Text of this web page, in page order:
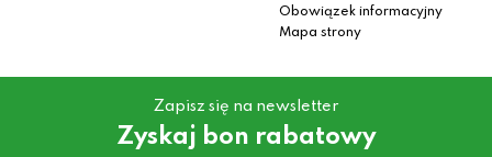
Obowiązek informacyjny
Mapa strony
Zapisz się na newsletter
Zyskaj bon rabatowy